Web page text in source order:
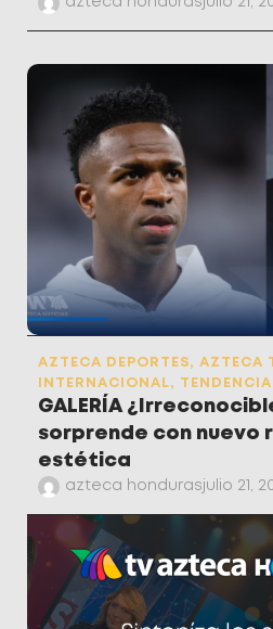
azteca honduras julio 21,
AZTECA DEPORTES, AZTECA
INTERNACIONAL,
GALERÍA
sorprende con nuevo
estética
azteca honduras julio 21,